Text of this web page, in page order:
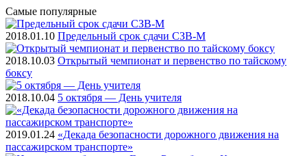
Самые популярные
2018.01.10 Предельный срок сдачи СЗВ-М
2018.10.03 Открытый чемпионат и первенство по тайскому
боксу
2018.10.04 5 октября — День учителя
2019.01.24 «Декада безопасности дорожного движения на
пассажирском транспорте»